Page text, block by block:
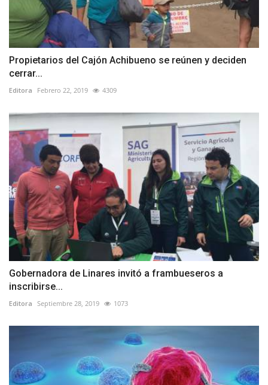
Propietarios del Cajón Achibueno se reúnen y deciden
cerrar...
Editora Febrero 22, 2019 4309
Gobernadora de Linares invitó a frambueseros a
inscribirse...
Editora Septiembre 28, 2019 1073